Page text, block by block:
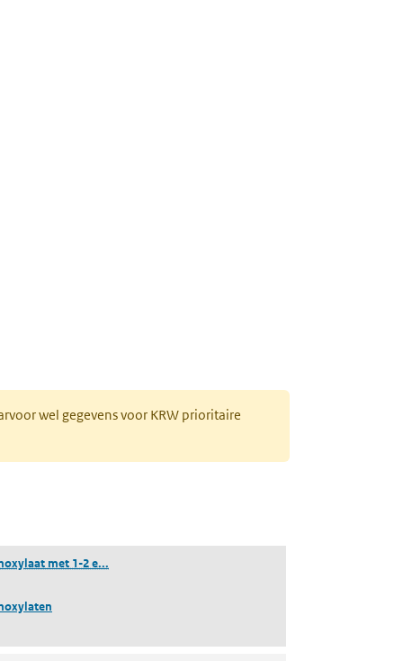
wel gegevens voor KRW prioritaire
met 1-2 e...